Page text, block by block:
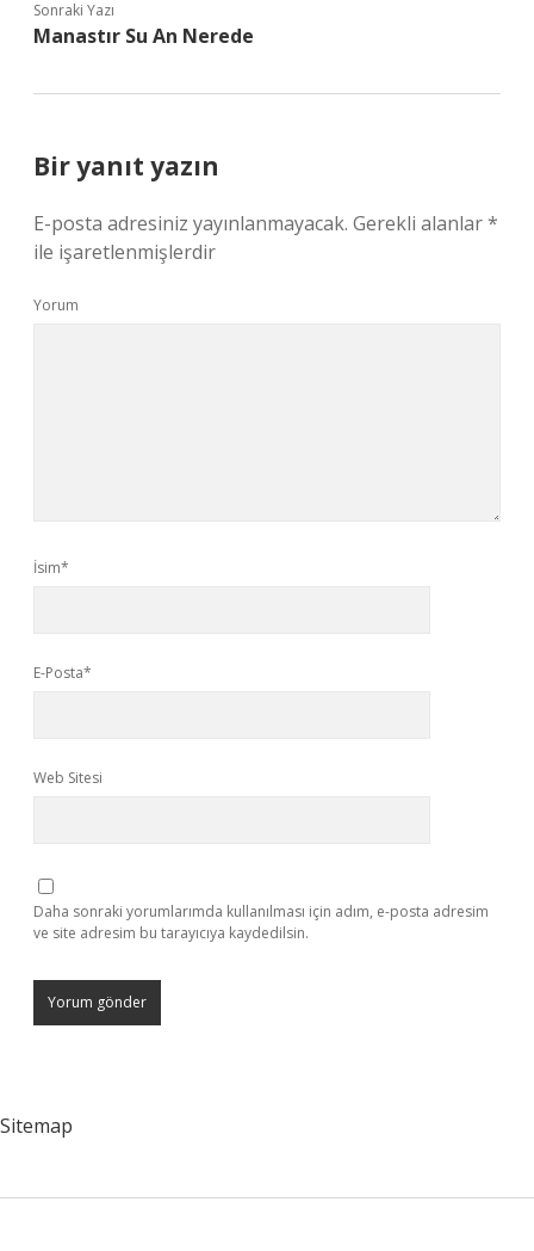
Sonraki Yazı
Manastır Su An Nerede
Bir yanıt yazın
E-posta adresiniz yayınlanmayacak. Gerekli alanlar*
ile işaretlenmişlerdir
Yorum
İsim*
E-Posta*
Web Sitesi
Daha sonraki yorumlarımda kullanılması için adım, e-posta adresim
ve site adresim bu tarayıcıya kaydedilsin.
Sitemap